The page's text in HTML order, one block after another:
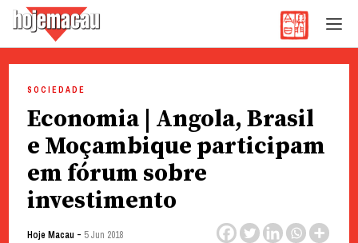
content
SOCIEDADE
Economia | Angola, Brasil
e Moçambique participam
em fórum sobre
investimento
Hoje Macau - 5 Jun 2018